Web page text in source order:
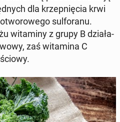
dla krzep­nię­cia krwi
sul­fo­ra­nu.
wi­ta­mi­ny z grupy B dzia­ła­
zaś wi­ta­mi­na C